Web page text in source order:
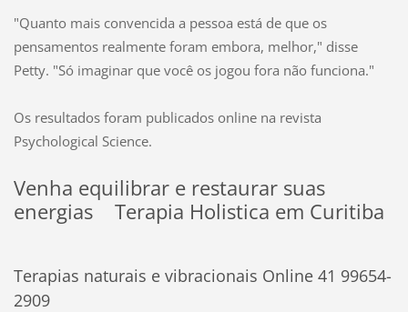
"Quanto mais convencida a pessoa está de que os
pensamentos realmente foram embora, melhor," disse
Petty. "Só imaginar que você os jogou fora não funciona."
Os resultados foram publicados online na revista
Psychological Science.
Venha equilibrar e restaurar suas
energias Terapia Holistica em Curitiba
Terapias naturais e vibracionais Online 41 99654-
2909